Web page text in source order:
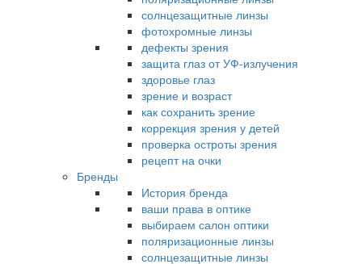
солнцезащитные линзы
фотохромные линзы
дефекты зрения
защита глаз от УФ-излучения
здоровье глаз
зрение и возраст
как сохранить зрение
коррекция зрения у детей
проверка остроты зрения
рецепт на очки
Бренды
История бренда
ваши права в оптике
выбираем салон оптики
поляризационные линзы
солнцезащитные линзы